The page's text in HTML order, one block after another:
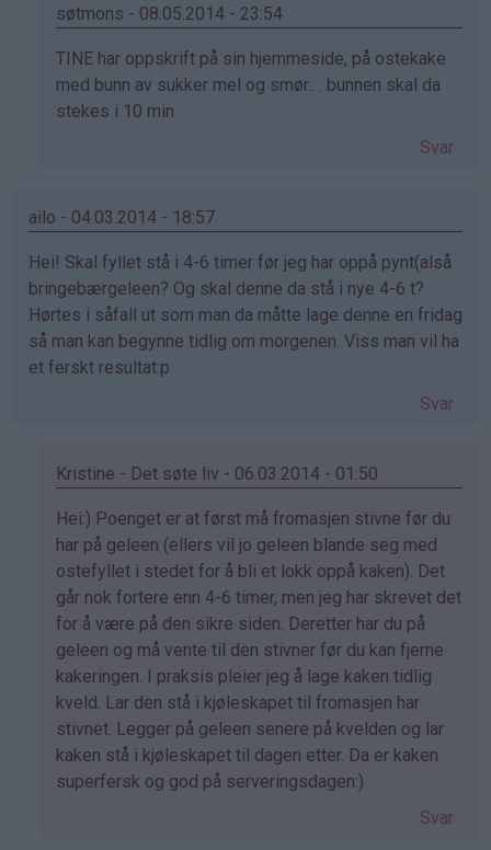
bekreftet)
søtmons - 08.05.2014 - 23:54
Som
svar
på
Kisen
bekreftet)
TINE har oppskrift på sin hjemmeside, på ostekake
med bunn av sukker mel og smør.. . bunnen skal da
stekes i 10 min
Svar
ailo - 04.03.2014 - 18:57
Hei! Skal fyllet stå i 4-6 timer før jeg har oppå pynt(alså
bringebærgeleen? Og skal denne da stå i nye 4-6 t?
Hørtes i såfall ut som man da måtte lage denne en fridag
så man kan begynne tidlig om morgenen. Viss man vil ha
et ferskt resultat:p
Svar
Kristine - Det søte liv - 06.03.2014 - 01:50
Som
svar
på
av
ailo
(ikke
bekreftet)
Hei:) Poenget er at først må fromasjen stivne før du
har på geleen (ellers vil jo geleen blande seg med
ostefyllet i stedet for å bli et lokk oppå kaken). Det
går nok fortere enn 4-6 timer, men jeg har skrevet det
for å være på den sikre siden. Deretter har du på
geleen og må vente til den stivner før du kan fjerne
kakeringen. I praksis pleier jeg å lage kaken tidlig
kveld. Lar den stå i kjøleskapet til fromasjen har
stivnet. Legger på geleen senere på kvelden og lar
kaken stå i kjøleskapet til dagen etter. Da er kaken
superfersk og god på serveringsdagen:)
Svar